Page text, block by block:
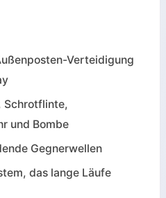
Verteidigung
Schrotflinte,
und Bombe
Gegnerwellen
das lange Läufe